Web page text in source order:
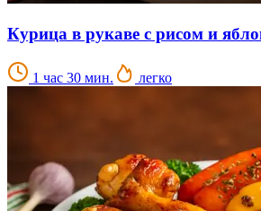
Курица в рукаве с рисом и
1 час 30 мин. легко